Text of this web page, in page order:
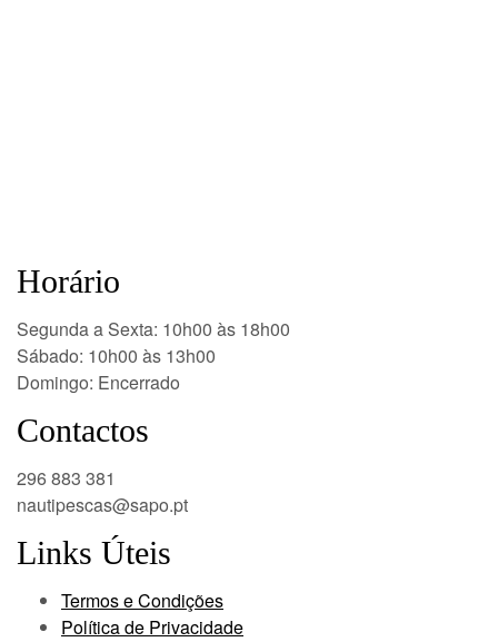
Horário
Segunda a Sexta: 10h00 às 18h00
Sábado: 10h00 às 13h00
Domingo: Encerrado
Contactos
296 883 381
nautipescas@sapo.pt
Links Úteis
Termos e Condições
Política de Privacidade